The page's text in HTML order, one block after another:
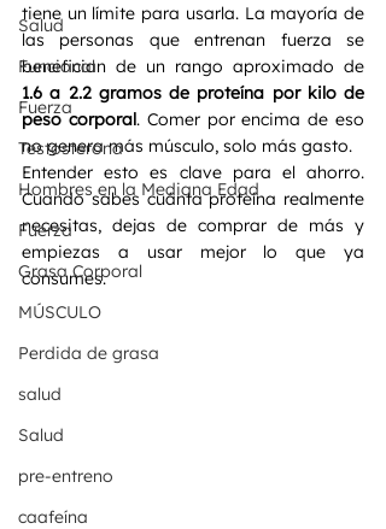
Salud
Funcional
Fuerza
Testosterona
Hombres en la Mediana Edad
Fuerza
Grasa Corporal
MÚSCULO
Perdida de grasa
salud
Salud
pre-entreno
caafeína
tiene un límite para usarla. La mayoría de
las personas que entrenan fuerza se
1.6 a 2.2 gramos de proteína por kilo de
peso corporal. Comer por encima de eso
no genera más músculo, solo más gasto.
Entender esto es clave para el ahorro.
Cuando sabes cuánta proteína realmente
necesitas, dejas de comprar de más y
empiezas a usar mejor lo que ya
consumes.